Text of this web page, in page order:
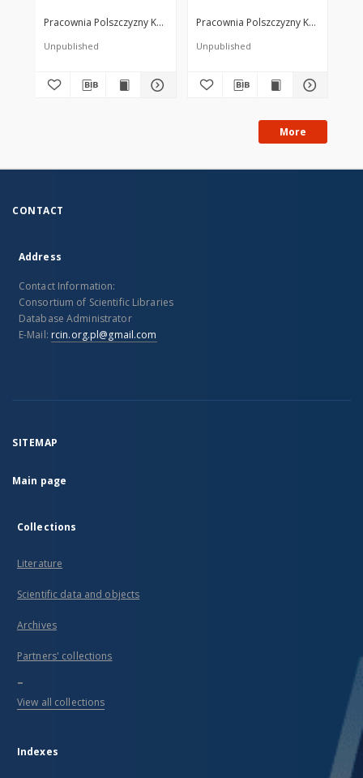
Pracownia Polszczyzny Kresowej
Unpublished
Pracownia Polszczyzny Kresowej
Unpublished
More
CONTACT
Address
Contact Information:
Consortium of Scientific Libraries
Database Administrator
E-Mail: rcin.org.pl@gmail.com
SITEMAP
Main page
Collections
Literature
Scientific data and objects
Archives
Partners' collections
...
View all collections
Indexes